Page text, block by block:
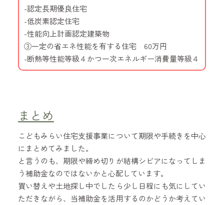
-認定長期優良住宅
-低炭素認定住宅
-性能向上計画認定建築物
③一定の省エネ性能を有する住宅 60万円
-断熱等性能等級４かつ一次エネルギー消費量等級４
まとめ
こどもみらい住宅支援事業について期限や手続きを中心
にまとめてみました。
と言うのも、期限や締め切りが結構シビアになってしま
う補助金なのではないかと心配しています。
買い替えや土地探し中でしたら少し日程にも気にしてい
ただきながら、当補助金を活用するのかどうか考えてい